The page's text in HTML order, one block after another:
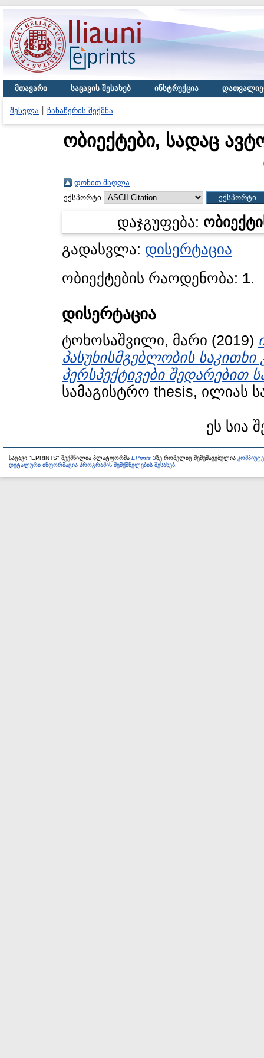
მთავარი საცავის შესახებ ინსტრუქცია
შესვლა ჩანაწერის შექმნა
ობიექტები, სადაც
დონით მაღლა
ექსპორტი
დაჯგუფება:
გადასვლა: დისერტაცია
ობიექტების რაოდენობა: 1.
დისერტაცია
ტოხოსაშვილი, მარი (2019)
პასუხისმგებლობის
პერსპექტივები
სამაგისტრო thesis, ილიას
ეს სია
საცავი "EPRINTS" შექმნილია პლატფორმა EPrints 3ზე რომელიც შემუშავებულია
დეტალური ინფორმაცია პროგრამის შემქმნელების შესახებ